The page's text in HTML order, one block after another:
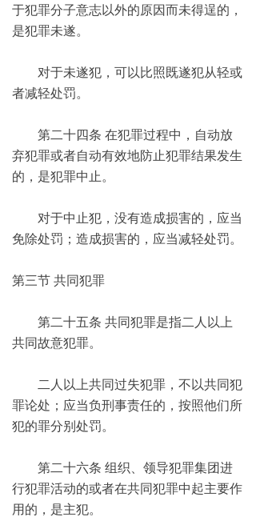
于犯罪分子意志以外的原因而未得逞的，
是犯罪未遂。
对于未遂犯，可以比照既遂犯从轻或
者减轻处罚。
第二十四条 在犯罪过程中，自动放
弃犯罪或者自动有效地防止犯罪结果发生
的，是犯罪中止。
对于中止犯，没有造成损害的，应当
免除处罚；造成损害的，应当减轻处罚。
第三节 共同犯罪
第二十五条 共同犯罪是指二人以上
共同故意犯罪。
二人以上共同过失犯罪，不以共同犯
罪论处；应当负刑事责任的，按照他们所
犯的罪分别处罚。
第二十六条 组织、领导犯罪集团进
行犯罪活动的或者在共同犯罪中起主要作
用的，是主犯。